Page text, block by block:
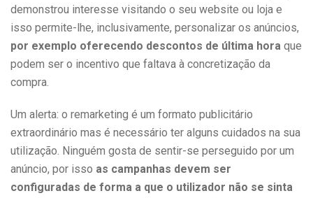
demonstrou interesse visitando o seu website ou loja e
isso permite-lhe, inclusivamente, personalizar os anúncios,
por exemplo oferecendo descontos de última hora que
podem ser o incentivo que faltava à concretização da
compra.
Um alerta: o remarketing é um formato publicitário
extraordinário mas é necessário ter alguns cuidados na sua
utilização. Ninguém gosta de sentir-se perseguido por um
anúncio, por isso as campanhas devem ser
configuradas de forma a que o utilizador não se sinta